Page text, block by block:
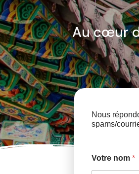
Au cœur
Nous
spams/
Votre nom *